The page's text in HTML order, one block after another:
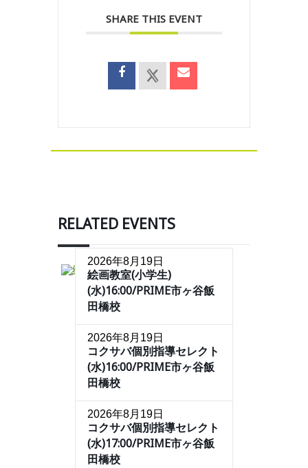
SHARE THIS EVENT
RELATED EVENTS
2026年8月19日
絵画教室(小学生)
(水)16:00/PRIME市ヶ谷飯
田橋校
2026年8月19日
コクサバ個別指導セレクト
(水)16:00/PRIME市ヶ谷飯
田橋校
2026年8月19日
コクサバ個別指導セレクト
(水)17:00/PRIME市ヶ谷飯
田橋校